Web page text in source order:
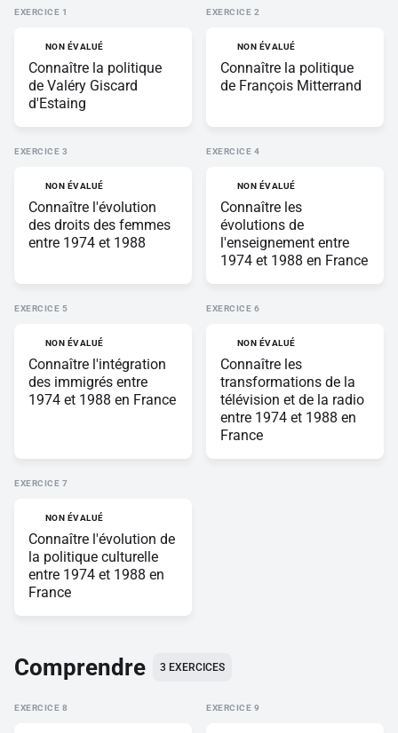
EXERCICE
NON ÉVALUÉ
Connaître la politique
de Valéry Giscard
d'Estaing
EXERCICE
NON ÉVALUÉ
Connaître la politique
de François Mitterrand
EXERCICE
NON ÉVALUÉ
Connaître l'évolution
des droits des femmes
entre 1974 et 1988
EXERCICE
NON ÉVALUÉ
Connaître les
évolutions de
l'enseignement entre
1974 et 1988 en France
EXERCICE
NON ÉVALUÉ
Connaître l'intégration
des immigrés entre
1974 et 1988 en France
EXERCICE
NON ÉVALUÉ
Connaître les
transformations de la
télévision et de la radio
entre 1974 et 1988 en
France
EXERCICE
NON ÉVALUÉ
Connaître l'évolution de
la politique culturelle
entre 1974 et 1988 en
France
Comprendre 3 EXERCICES
EXERCICE EXERCICE